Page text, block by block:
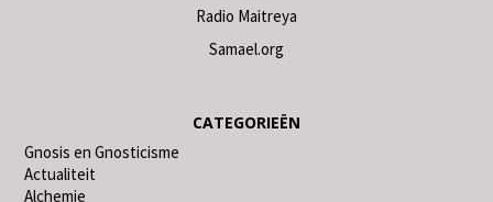
Radio Maitreya
Samael.org
CATEGORIEËN
Gnosis en Gnosticisme
Actualiteit
Alchemie